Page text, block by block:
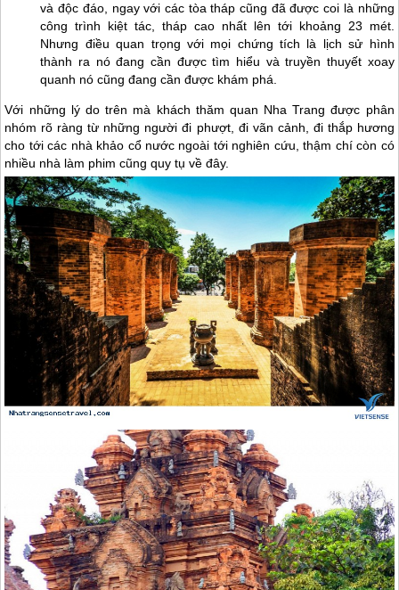
và độc đáo, ngay với các tòa tháp cũng đã được coi là những
công trình kiệt tác, tháp cao nhất lên tới khoảng 23 mét.
Nhưng điều quan trọng với mọi chứng tích là lịch sử hình
thành ra nó đang cần được tìm hiểu và truyền thuyết xoay
quanh nó cũng đang cần được khám phá.
Với những lý do trên mà khách thăm quan Nha Trang được phân
nhóm rõ ràng từ những người đi phượt, đi vãn cảnh, đi thắp hương
cho tới các nhà khảo cổ nước ngoài tới nghiên cứu, thậm chí còn có
nhiều nhà làm phim cũng quy tụ về đây.